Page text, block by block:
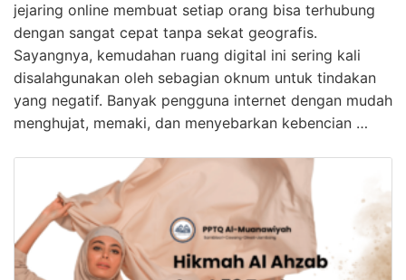
jejaring online membuat setiap orang bisa terhubung
dengan sangat cepat tanpa sekat geografis.
Sayangnya, kemudahan ruang digital ini sering kali
disalahgunakan oleh sebagian oknum untuk tindakan
yang negatif. Banyak pengguna internet dengan mudah
menghujat, memaki, dan menyebarkan kebencian …